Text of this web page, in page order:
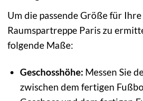
Um die passende Größe für
Raumspartreppe Paris zu
folgende Maße:
Geschosshöhe: Messen Sie
zwischen dem fertigen